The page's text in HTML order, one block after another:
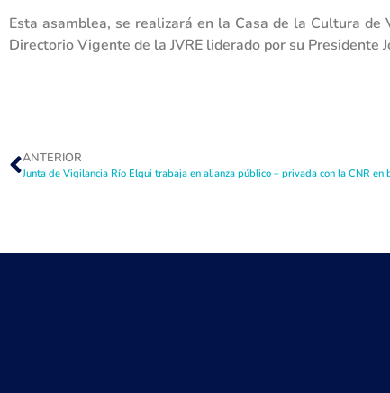
Esta asamblea, se realizará en la Casa de la Cultura
Directorio Vigente de la JVRE liderado por su Presidente
ANTERIOR